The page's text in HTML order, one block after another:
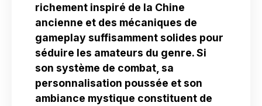
richement inspiré de la Chine
ancienne et des mécaniques de
gameplay suffisamment solides pour
séduire les amateurs du genre. Si
son système de combat, sa
personnalisation poussée et son
ambiance mystique constituent de